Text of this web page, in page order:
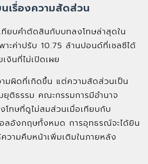
นเรื่องความสัดส่วน
ยบคำตัดสินกับบทลงโทษล่าสุดใน
าะค่าปรับ 10.75 ล้านปอนด์ที่เชลซีได้
งินที่ไม่เปิดเผย
มผิดที่เกิดขึ้น แต่ความสัดส่วนเป็น
ติธรรม คณะกรรมการมีอำนาจ
โทษที่ดูไม่สมส่วนเมื่อเทียบกับ
ลอังกฤษทั้งหมด การอุทธรณ์จะได้ยิน
ความคืบหน้าเพิ่มเติมในภายหลัง